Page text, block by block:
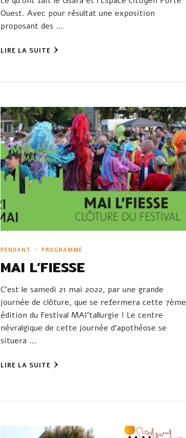
Ouest. Avec pour résultat une exposition
proposant des …
LIRE LA SUITE
PENDANT PROGRAMME
MAI L’FIESSE
C’est le samedi 21 mai 2022, par une grande
journée de clôture, que se refermera cette 7ème
édition du Festival MAI’tallurgie ! Le centre
névralgique de cette journée d’apothéose se
situera …
LIRE LA SUITE